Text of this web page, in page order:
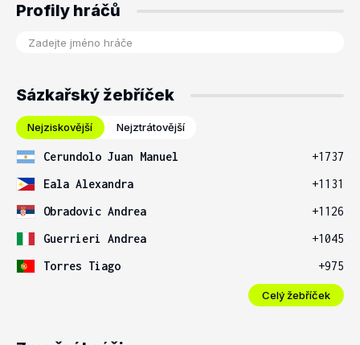
Profily hráčů
Sázkařský žebříček
Nejziskovější Nejztrátovější
Cerundolo Juan Manuel
+1737
Eala Alexandra
+1131
Obradovic Andrea
+1126
Guerrieri Andrea
+1045
Torres Tiago
+975
Celý žebříček